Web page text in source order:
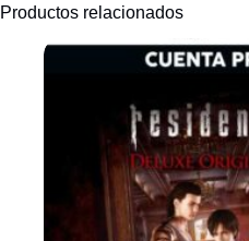
Productos relacionados